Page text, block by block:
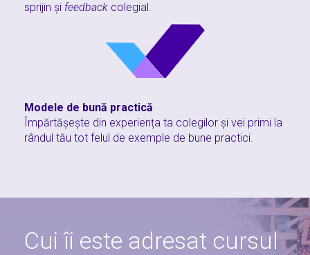
sprijin și feedback colegial.
Modele de bună practică
Împărtășește din experiența ta colegilor și vei primi la
rândul tău tot felul de exemple de bune practici.
Cui îi este adresat cursul